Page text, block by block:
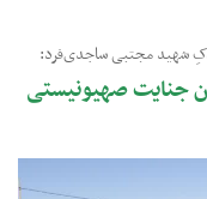
شهید مجتبی ساجدی‌فرد:
جنایت صهیونیستی